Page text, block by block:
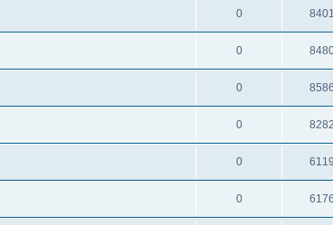
0
0
0
0
0
0